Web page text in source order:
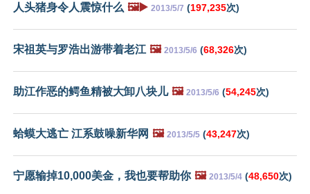
人头猪身令人震惊什么 🖼️▶️ 2013/5/7 (197,235次)
宋祖英与罗浩出游带着老江 🖼️ 2013/5/6 (68,326次)
助江作恶的鳄鱼精被大卸八块儿 🖼️ 2013/5/6 (54,245次)
蛤蟆大逃亡 江系鼓噪新华网 🖼️ 2013/5/5 (43,247次)
宁愿输掉10,000美金，我也要帮助你 🖼️ 2013/5/4 (48,650次)